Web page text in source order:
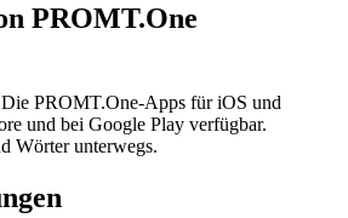
PROMT.One
PROMT.One-Apps für iOS und
und bei Google Play verfügbar.
Wörter unterwegs.